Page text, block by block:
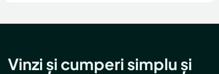
Animale de companie
Vinzi și cumperi simplu și